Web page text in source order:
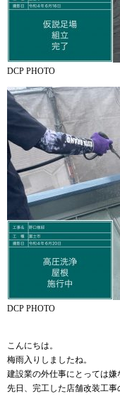
DCP PHOTO
DCP PHOTO
こんにちは。
梅雨入りしましたね。
建設業の外仕事にとっては嫌
先日、完工した店舗改装工